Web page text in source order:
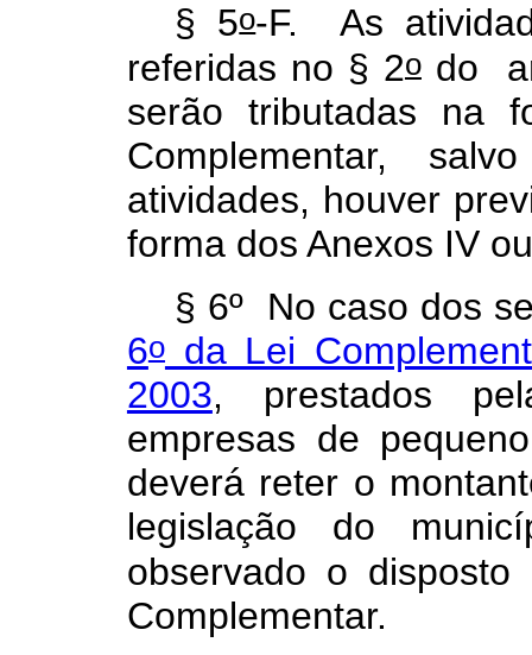
§ 5o-F. As
referidas no § 2odo
serão tributadas na
Complementar,
atividades, houver
forma dos Anexos IV
§ 6º No caso dos
6oda Lei
2003, prestados
empresas de
deverá reter o
legislação do
observado o
Complementar.